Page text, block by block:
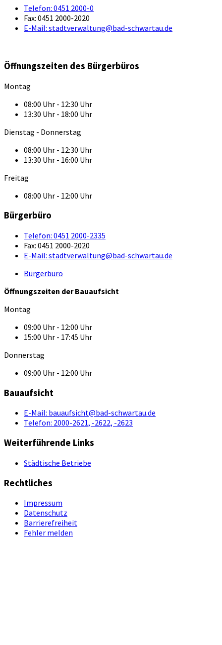
Telefon: 0451 2000-0
Fax: 0451 2000-2020
E-Mail: stadtverwaltung@bad-schwartau.de
Öffnungszeiten des Bürgerbüros
Montag
08:00 Uhr - 12:30 Uhr
13:30 Uhr - 18:00 Uhr
Dienstag - Donnerstag
08:00 Uhr - 12:30 Uhr
13:30 Uhr - 16:00 Uhr
Freitag
08:00 Uhr - 12:00 Uhr
Bürgerbüro
Telefon: 0451 2000-2335
Fax: 0451 2000-2020
E-Mail: stadtverwaltung@bad-schwartau.de
Bürgerbüro
Öffnungszeiten der Bauaufsicht
Montag
09:00 Uhr - 12:00 Uhr
15:00 Uhr - 17:45 Uhr
Donnerstag
09:00 Uhr - 12:00 Uhr
Bauaufsicht
E-Mail: bauaufsicht@bad-schwartau.de
Telefon: 2000-2621, -2622, -2623
Weiterführende Links
Städtische Betriebe
Rechtliches
Impressum
Datenschutz
Barrierefreiheit
Fehler melden